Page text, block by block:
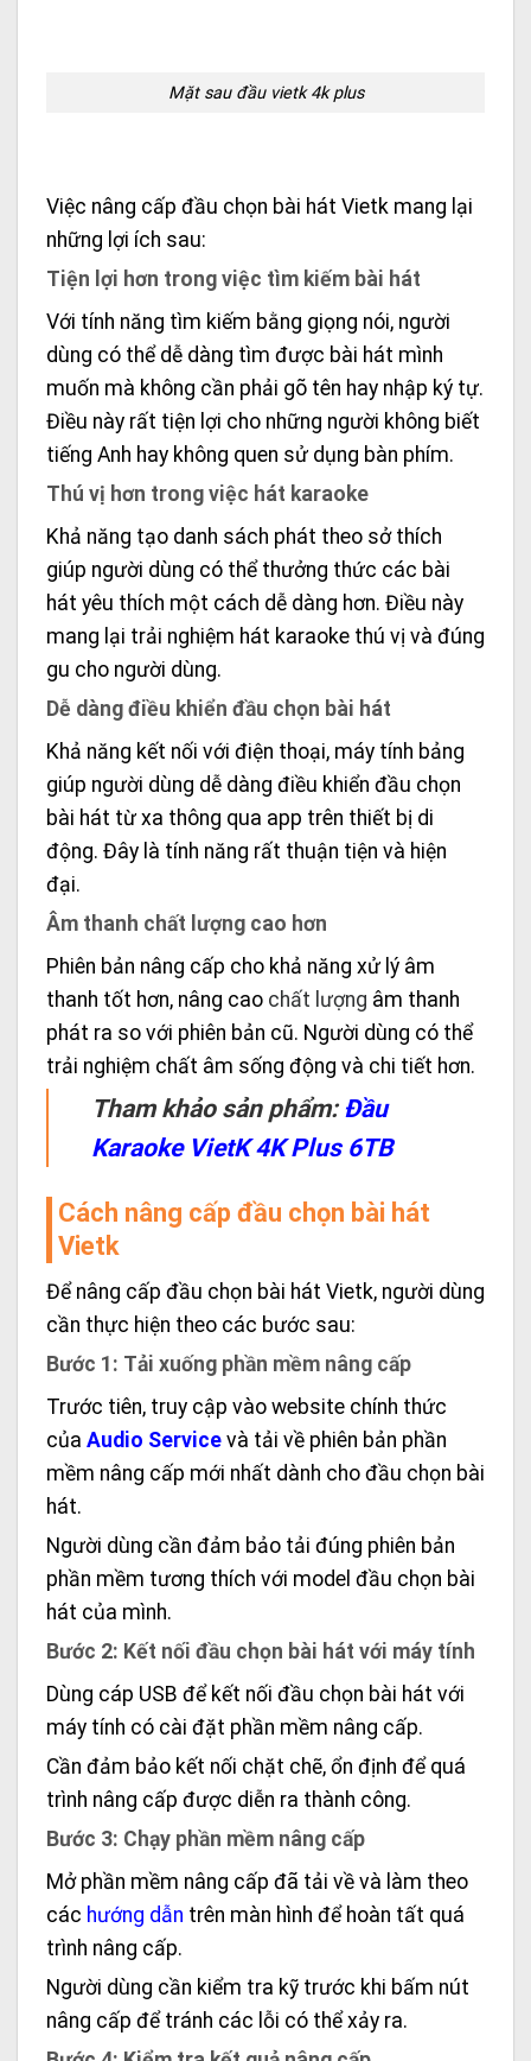
Mặt sau đầu vietk 4k plus
Việc nâng cấp đầu chọn bài hát Vietk mang lại
những lợi ích sau:
Tiện lợi hơn trong việc tìm kiếm bài hát
Với tính năng tìm kiếm bằng giọng nói, người
dùng có thể dễ dàng tìm được bài hát mình
muốn mà không cần phải gõ tên hay nhập ký tự.
Điều này rất tiện lợi cho những người không biết
tiếng Anh hay không quen sử dụng bàn phím.
Thú vị hơn trong việc hát karaoke
Khả năng tạo danh sách phát theo sở thích
giúp người dùng có thể thưởng thức các bài
hát yêu thích một cách dễ dàng hơn. Điều này
mang lại trải nghiệm hát karaoke thú vị và đúng
gu cho người dùng.
Dễ dàng điều khiển đầu chọn bài hát
Khả năng kết nối với điện thoại, máy tính bảng
giúp người dùng dễ dàng điều khiển đầu chọn
bài hát từ xa thông qua app trên thiết bị di
động. Đây là tính năng rất thuận tiện và hiện
đại.
Âm thanh chất lượng cao hơn
Phiên bản nâng cấp cho khả năng xử lý âm
thanh tốt hơn, nâng cao chất lượng âm thanh
phát ra so với phiên bản cũ. Người dùng có thể
trải nghiệm chất âm sống động và chi tiết hơn.
Tham khảo sản phẩm: Đầu
Karaoke VietK 4K Plus 6TB
Cách nâng cấp đầu chọn bài hát
Vietk
Để nâng cấp đầu chọn bài hát Vietk, người dùng
cần thực hiện theo các bước sau:
Bước 1: Tải xuống phần mềm nâng cấp
Trước tiên, truy cập vào website chính thức
của Audio Service và tải về phiên bản phần
mềm nâng cấp mới nhất dành cho đầu chọn bài
hát.
Người dùng cần đảm bảo tải đúng phiên bản
phần mềm tương thích với model đầu chọn bài
hát của mình.
Bước 2: Kết nối đầu chọn bài hát với máy tính
Dùng cáp USB để kết nối đầu chọn bài hát với
máy tính có cài đặt phần mềm nâng cấp.
Cần đảm bảo kết nối chặt chẽ, ổn định để quá
trình nâng cấp được diễn ra thành công.
Bước 3: Chạy phần mềm nâng cấp
Mở phần mềm nâng cấp đã tải về và làm theo
các hướng dẫn trên màn hình để hoàn tất quá
trình nâng cấp.
Người dùng cần kiểm tra kỹ trước khi bấm nút
nâng cấp để tránh các lỗi có thể xảy ra.